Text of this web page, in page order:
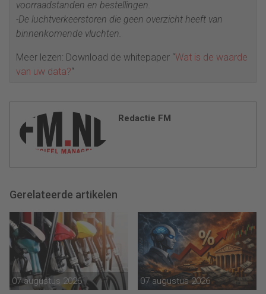
voorraadstanden en bestellingen.
-De luchtverkeerstoren die geen overzicht heeft van
binnenkomende vluchten.
Meer lezen: Download de whitepaper “Wat is de waarde
van uw data?“
Redactie FM
Gerelateerde artikelen
07 augustus 2026 07 augustus 2026